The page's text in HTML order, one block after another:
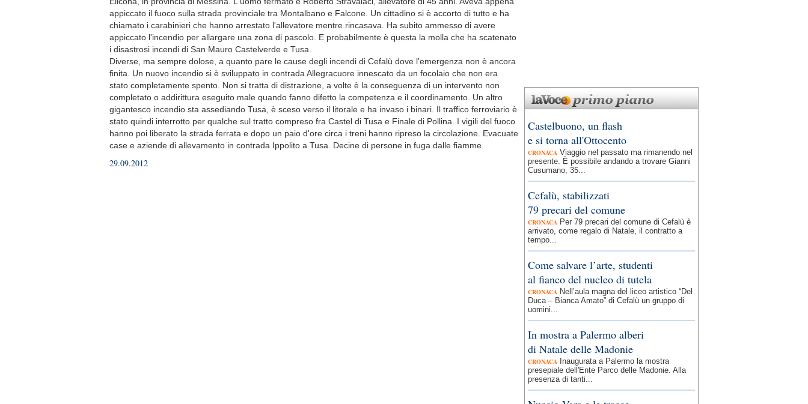
appiccato il fuoco sulla strada provinciale tra Montalbano e Falcone. Un cittadino si è accorto di tutto e ha
chiamato i carabinieri che hanno arrestato l'allevatore mentre rincasava. Ha subito ammesso di avere
appiccato l'incendio per allargare una zona di pascolo. E probabilmente è questa la molla che ha scatenato
i disastrosi incendi di San Mauro Castelverde e Tusa.
Diverse, ma sempre dolose, a quanto pare le cause degli incendi di Cefalù dove l'emergenza non è ancora
finita. Un nuovo incendio si è sviluppato in contrada Allegracuore innescato da un focolaio che non era
stato completamente spento. Non si tratta di distrazione, a volte è la conseguenza di un intervento non
completato o addirittura eseguito male quando fanno difetto la competenza e il coordinamento. Un altro
gigantesco incendio sta assediando Tusa, è sceso verso il litorale e ha invaso i binari. Il traffico ferroviario è
stato quindi interrotto per qualche sul tratto compreso fra Castel di Tusa e Finale di Pollina. I vigili del fuoco
hanno poi liberato la strada ferrata e dopo un paio d'ore circa i treni hanno ripreso la circolazione. Evacuate
case e aziende di allevamento in contrada Ippolito a Tusa. Decine di persone in fuga dalle fiamme.
29.09.2012
Castelbuono, un flash
e si torna all'Ottocento
CRONACA Viaggio nel passato ma rimanendo nel
presente. È possibile andando a trovare Gianni
Cusumano, 35...
Cefalù, stabilizzati
79 precari del comune
CRONACA Per 79 precari del comune di Cefalù è
arrivato, come regalo di Natale, il contratto a
tempo...
Come salvare l’arte, studenti
al fianco del nucleo di tutela
CRONACA Nell’aula magna del liceo artistico “Del
Duca – Bianca Amato” di Cefalù un gruppo di
uomini...
In mostra a Palermo alberi
di Natale delle Madonie
CRONACA Inaugurata a Palermo la mostra
presepiale dell'Ente Parco delle Madonie. Alla
presenza di tanti...